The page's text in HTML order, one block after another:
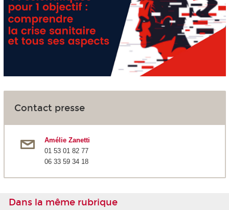
Contact presse
Amélie Zanetti
01 53 01 82 77
06 33 59 34 18
Dans la même rubrique